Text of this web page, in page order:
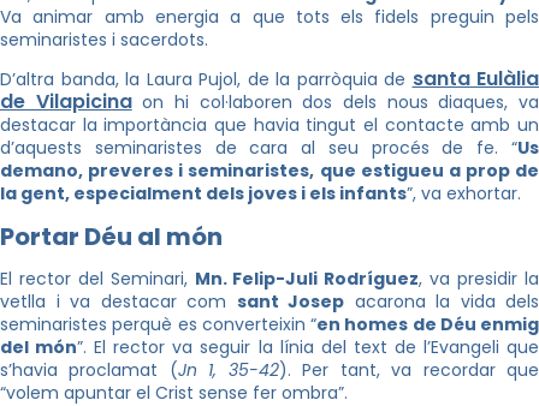
Va animar amb energia a que tots els fidels preguin pels
seminaristes i sacerdots.
D’altra banda, la Laura Pujol, de la parròquia de santa Eulàlia
de Vilapicinaon hi col·laboren dos dels nous diaques, va
destacar la importància que havia tingut el contacte amb un
d’aquests seminaristes de cara al seu procés de fe. “Us
demano, preveres i seminaristes, que estigueu a prop de
la gent, especialment dels joves i els infants”, va exhortar.
Portar Déu al món
El rector del Seminari, Mn. Felip-Juli Rodríguez, va presidir la
vetlla i va destacar com sant Josep acarona la vida dels
seminaristes perquè es converteixin “en homes de Déu enmig
del món”. El rector va seguir la línia del text de l’Evangeli que
s’havia proclamat (Jn 1, 35-42). Per tant, va recordar que
“volem apuntar el Crist sense fer ombra”.